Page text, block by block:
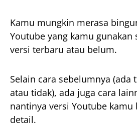
Kamu mungkin merasa
Youtube yang kamu
versi terbaru atau belum.
Selain cara sebelumnya (ada
atau tidak), ada juga cara
nantinya versi Youtube
detail.